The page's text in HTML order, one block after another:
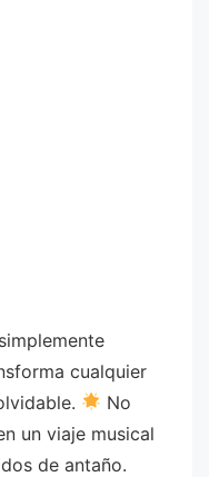
cualquier
No
un viaje musical
de antaño.